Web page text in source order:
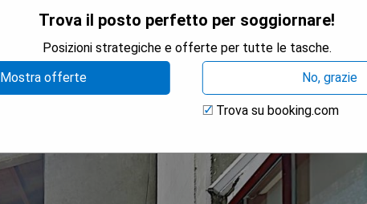
Trova il posto perfetto per soggiornare!
Posizioni strategiche e offerte per tutte le tasche.
Mostra offerte
No, grazie
Trova su booking.com